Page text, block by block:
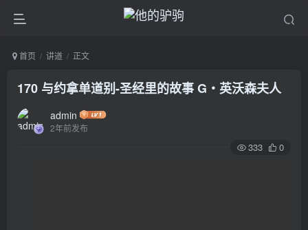
首页 讲道 正文
170 与约拿单道别-圣经里的故事 G‧英沃森夫人
admin
2年前发布
333 0